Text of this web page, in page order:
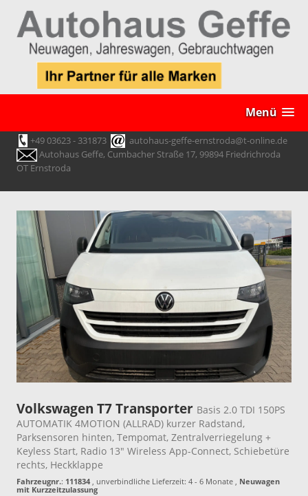
Menü
+49 03623 - 331873
autohaus-geffe-ernstroda@t-online.de
Autohaus Geffe, Cumbacher Straße 17, 99894 Friedrichroda
OT Ernstroda
Volkswagen T7 Transporter Basis 2.0 TDI 150PS
AUTOMATIK 4MOTION (ALLRAD) kurzer Radstand,
Parksensoren hinten, Tempomat, Zentralverriegelung +
Keyless Start, Radio 13" Wireless App-Connect, Schiebetüre
rechts, Heckklappe
Fahrzeugnr.: 111834 , unverbindliche Lieferzeit: 4 - 6 Monate , Neuwagen
mit Kurzzeitzulassung